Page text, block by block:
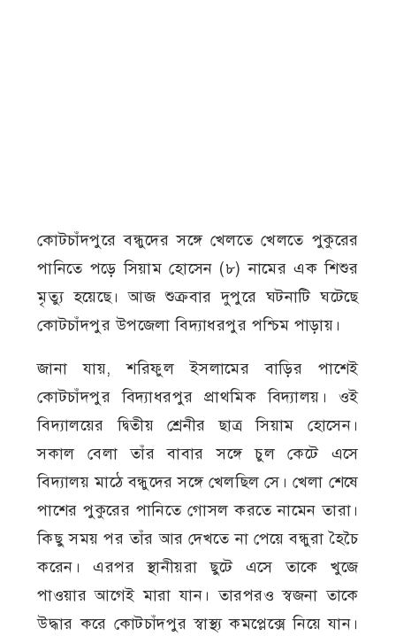
কোটচাঁদপুরে বন্ধুদের সঙ্গে খেলতে খেলতে পুকুরের
পানিতে পড়ে সিয়াম হোসেন (৮) নামের এক শিশুর
মৃত্যু হয়েছে। আজ শুক্রবার দুপুরে ঘটনাটি ঘটেছে
কোটচাঁদপুর উপজেলা বিদ্যাধরপুর পশ্চিম পাড়ায়।
জানা যায়, শরিফুল ইসলামের বাড়ির পাশেই
কোটচাঁদপুর বিদ্যাধরপুর প্রাথমিক বিদ্যালয়। ওই
বিদ্যালয়ের দ্বিতীয় শ্রেনীর ছাত্র সিয়াম হোসেন।
সকাল বেলা তাঁর বাবার সঙ্গে চুল কেটে এসে
বিদ্যালয় মাঠে বন্ধুদের সঙ্গে খেলছিল সে। খেলা শেষে
পাশের পুকুরের পানিতে গোসল করতে নামেন তারা।
কিছু সময় পর তাঁর আর দেখতে না পেয়ে বন্ধুরা হৈচৈ
করেন। এরপর স্থানীয়রা ছুটে এসে তাকে খুজে
পাওয়ার আগেই মারা যান। তারপরও স্বজনা তাকে
উদ্ধার করে কোটচাঁদপুর স্বাস্থ্য কমপ্লেক্সে নিয়ে যান।